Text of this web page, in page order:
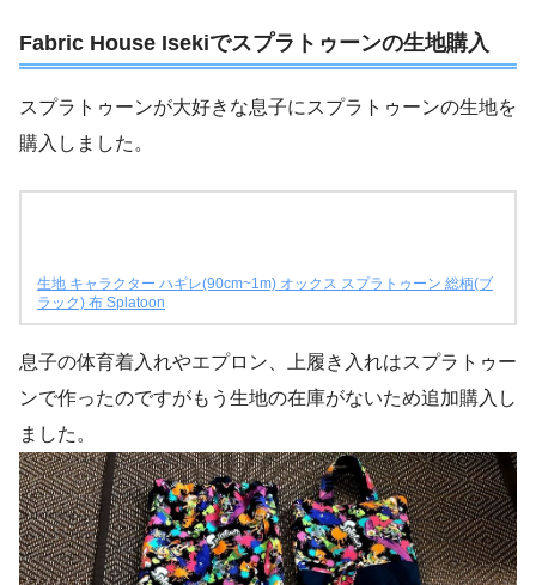
Fabric House Isekiでスプラトゥーンの生地購入
スプラトゥーンが大好きな息子にスプラトゥーンの生地を
購入しました。
生地 キャラクター ハギレ(90cm~1m) オックス スプラトゥーン 総柄(ブ
ラック) 布 Splatoon
息子の体育着入れやエプロン、上履き入れはスプラトゥー
ンで作ったのですがもう生地の在庫がないため追加購入し
ました。